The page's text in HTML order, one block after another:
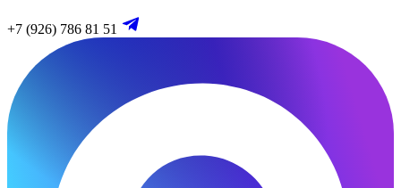
+7 (926) 786 81 51